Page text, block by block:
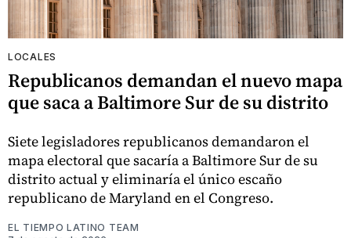
LOCALES
Republicanos demandan el nuevo mapa
que saca a Baltimore Sur de su distrito
Siete legisladores republicanos demandaron el
mapa electoral que sacaría a Baltimore Sur de su
distrito actual y eliminaría el único escaño
republicano de Maryland en el Congreso.
EL TIEMPO LATINO TEAM